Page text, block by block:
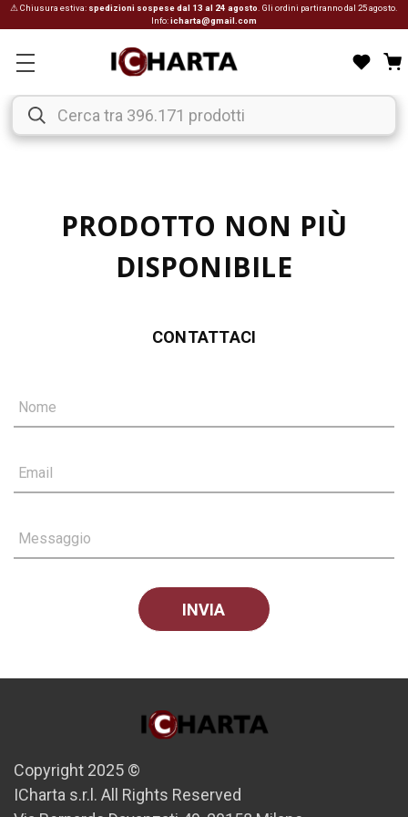
⚠ Chiusura estiva: spedizioni sospese dal 13 al 24 agosto . Gli ordini partiranno dal 25 agosto.
Info:icharta@gmail.com
PRODOTTO NON PIÙ
DISPONIBILE
CONTATTACI
Nome
Email
Messaggio
Copyright 2025 ©
ICharta s.r.l. All Rights Reserved